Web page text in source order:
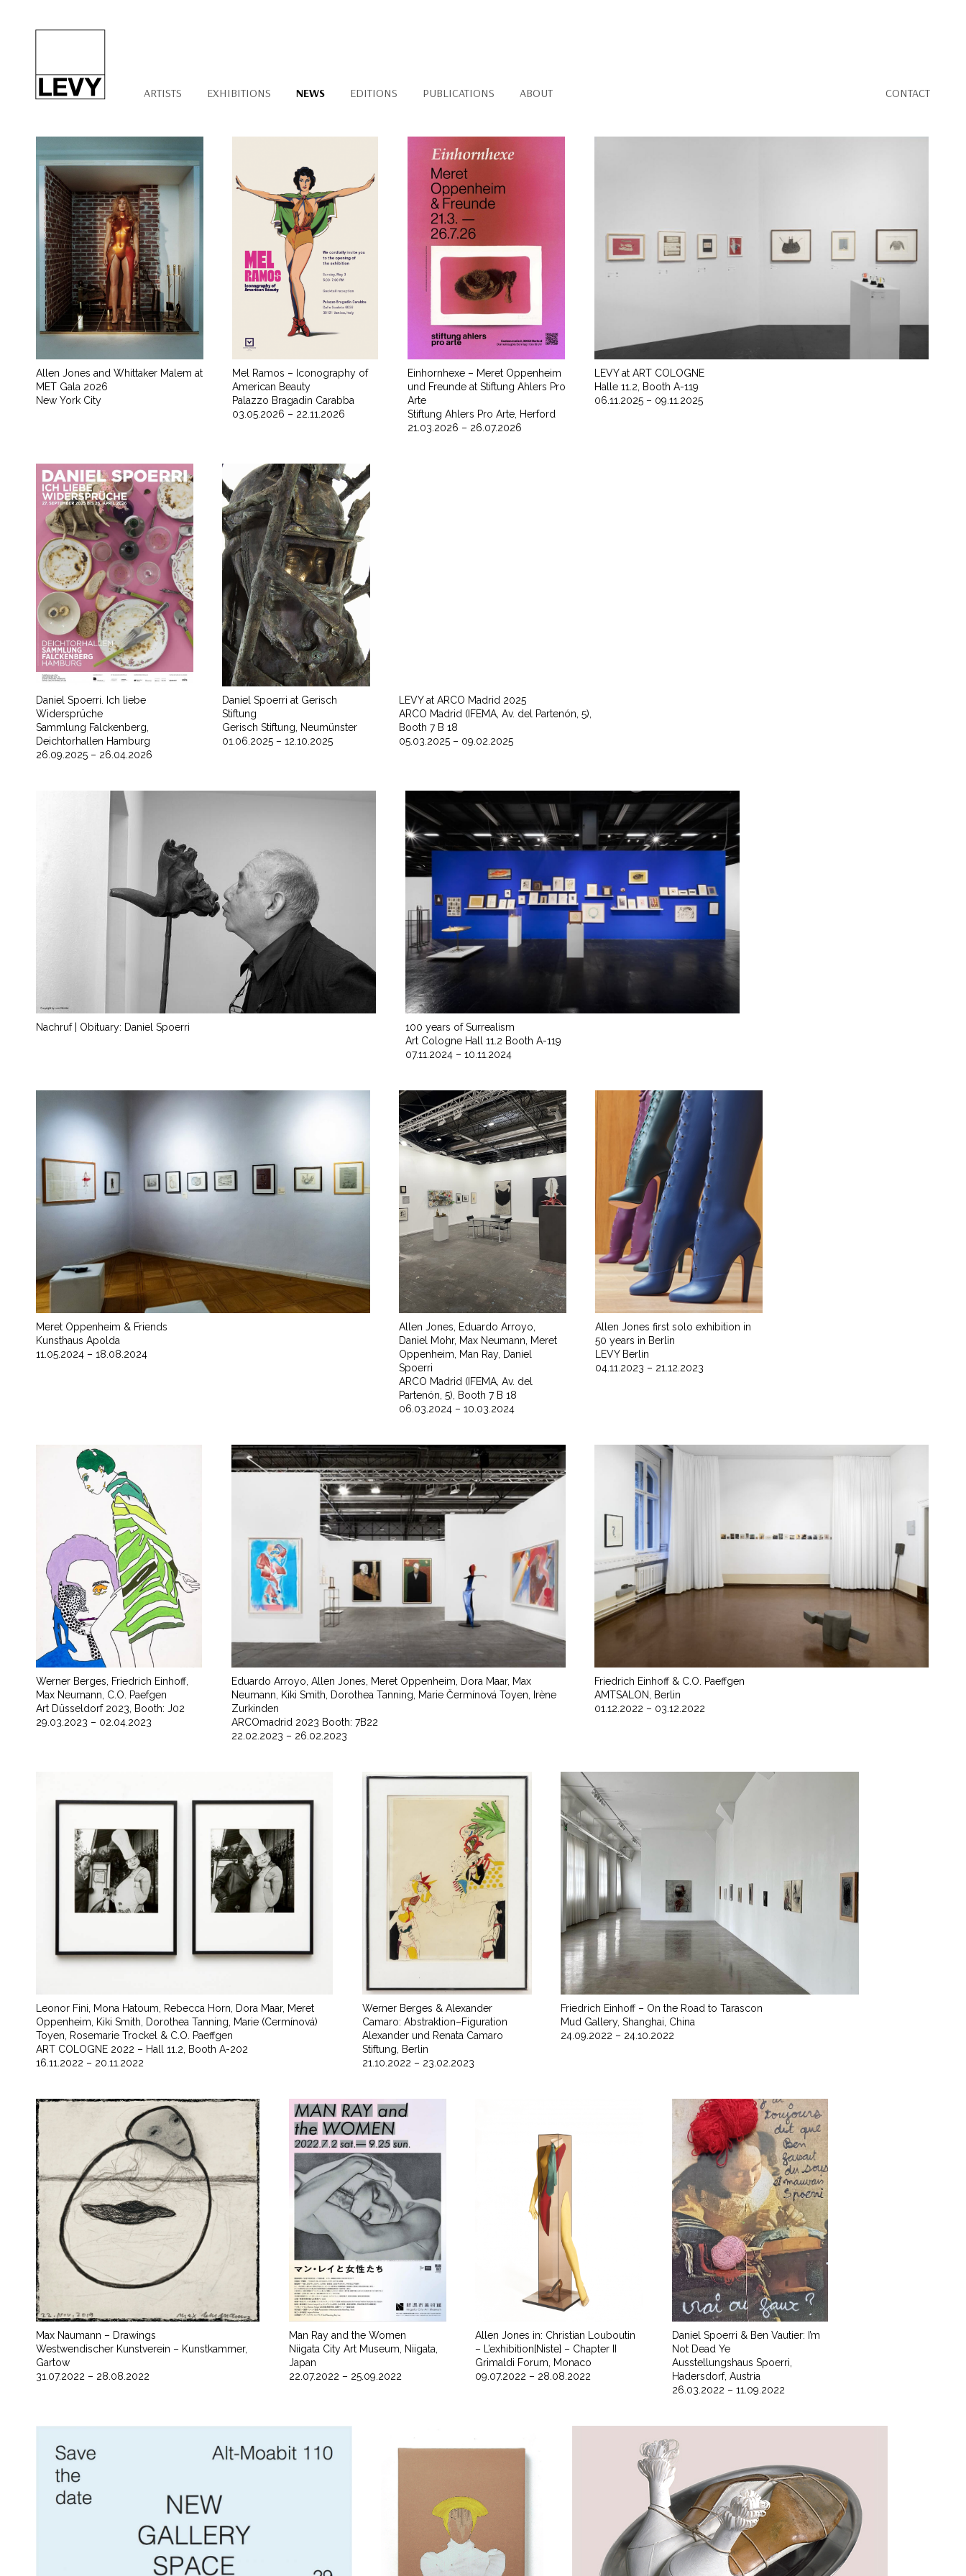
ARTISTS EXHIBITIONS NEWS EDITIONS PUBLICATIONS ABOUT CONTACT
Allen Jones and Whittaker Malem at
MET Gala 2026
New York City
Mel Ramos – Iconography of
American Beauty
Palazzo Bragadin Carabba
03.05.2026 – 22.11.2026
Einhornhexe – Meret Oppenheim
und Freunde at Stiftung Ahlers Pro
Arte
Stiftung Ahlers Pro Arte, Herford
21.03.2026 – 26.07.2026
LEVY at ART COLOGNE
Halle 11.2, Booth A-119
06.11.2025 – 09.11.2025
Daniel Spoerri. Ich liebe
Widersprüche
Sammlung Falckenberg,
Deichtorhallen Hamburg
26.09.2025 – 26.04.2026
Daniel Spoerri at Gerisch
Stiftung
Gerisch Stiftung, Neumünster
01.06.2025 – 12.10.2025
LEVY at ARCO Madrid 2025
ARCO Madrid (IFEMA, Av. del Partenón, 5),
Booth 7 B 18
05.03.2025 – 09.02.2025
Nachruf | Obituary: Daniel Spoerri
100 years of Surrealism
Art Cologne Hall 11.2 Booth A-119
07.11.2024 – 10.11.2024
Meret Oppenheim & Friends
Kunsthaus Apolda
11.05.2024 – 18.08.2024
Allen Jones, Eduardo Arroyo,
Daniel Mohr, Max Neumann, Meret
Oppenheim, Man Ray, Daniel
Spoerri
ARCO Madrid (IFEMA, Av. del
Partenón, 5), Booth 7 B 18
06.03.2024 – 10.03.2024
Allen Jones first solo exhibition in
50 years in Berlin
LEVY Berlin
04.11.2023 – 21.12.2023
Werner Berges, Friedrich Einhoff,
Max Neumann, C.O. Paefgen
Art Düsseldorf 2023, Booth: J02
29.03.2023 – 02.04.2023
Eduardo Arroyo, Allen Jones, Meret Oppenheim, Dora Maar, Max
Neumann, Kiki Smith, Dorothea Tanning, Marie Čermínová Toyen, Irène
Zurkinden
ARCOmadrid 2023 Booth: 7B22
22.02.2023 – 26.02.2023
Friedrich Einhoff & C.O. Paeffgen
AMTSALON, Berlin
01.12.2022 – 03.12.2022
Leonor Fini, Mona Hatoum, Rebecca Horn, Dora Maar, Meret
Oppenheim, Kiki Smith, Dorothea Tanning, Marie (Cermínová)
Toyen, Rosemarie Trockel & C.O. Paeffgen
ART COLOGNE 2022 – Hall 11.2, Booth A-202
16.11.2022 – 20.11.2022
Werner Berges & Alexander
Camaro: Abstraktion–Figuration
Alexander und Renata Camaro
Stiftung, Berlin
21.10.2022 – 23.02.2023
Friedrich Einhoff – On the Road to Tarascon
Mud Gallery, Shanghai, China
24.09.2022 – 24.10.2022
Max Naumann – Drawings
Westwendischer Kunstverein – Kunstkammer,
Gartow
31.07.2022 – 28.08.2022
Man Ray and the Women
Niigata City Art Museum, Niigata,
Japan
22.07.2022 – 25.09.2022
Allen Jones in: Christian Louboutin
– L’exhibition[Niste] – Chapter II
Grimaldi Forum, Monaco
09.07.2022 – 28.08.2022
Daniel Spoerri & Ben Vautier: I’m
Not Dead Ye
Ausstellungshaus Spoerri,
Hadersdorf, Austria
26.03.2022 – 11.09.2022